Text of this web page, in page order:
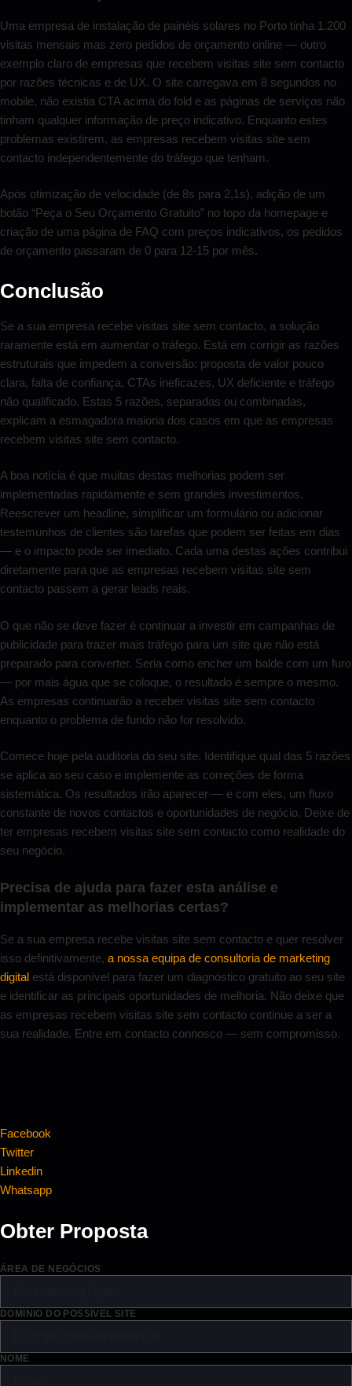
Uma empresa de instalação de painéis solares no Porto tinha 1.200
visitas mensais mas zero pedidos de orçamento online — outro
exemplo claro de empresas que recebem visitas site sem contacto
por razões técnicas e de UX. O site carregava em 8 segundos no
mobile, não existia CTA acima do fold e as páginas de serviços não
tinham qualquer informação de preço indicativo. Enquanto estes
problemas existirem, as empresas recebem visitas site sem
contacto independentemente do tráfego que tenham.
Após otimização de velocidade (de 8s para 2,1s), adição de um
botão “Peça o Seu Orçamento Gratuito” no topo da homepage e
criação de uma página de FAQ com preços indicativos, os pedidos
de orçamento passaram de 0 para 12-15 por mês.
Conclusão
Se a sua empresa recebe visitas site sem contacto, a solução
raramente está em aumentar o tráfego. Está em corrigir as razões
estruturais que impedem a conversão: proposta de valor pouco
clara, falta de confiança, CTAs ineficazes, UX deficiente e tráfego
não qualificado. Estas 5 razões, separadas ou combinadas,
explicam a esmagadora maioria dos casos em que as empresas
recebem visitas site sem contacto.
A boa notícia é que muitas destas melhorias podem ser
implementadas rapidamente e sem grandes investimentos.
Reescrever um headline, simplificar um formulário ou adicionar
testemunhos de clientes são tarefas que podem ser feitas em dias
— e o impacto pode ser imediato. Cada uma destas ações contribui
diretamente para que as empresas recebem visitas site sem
contacto passem a gerar leads reais.
O que não se deve fazer é continuar a investir em campanhas de
publicidade para trazer mais tráfego para um site que não está
preparado para converter. Seria como encher um balde com um furo
— por mais água que se coloque, o resultado é sempre o mesmo.
As empresas continuarão a receber visitas site sem contacto
enquanto o problema de fundo não for resolvido.
Comece hoje pela auditoria do seu site. Identifique qual das 5 razões
se aplica ao seu caso e implemente as correções de forma
sistemática. Os resultados irão aparecer — e com eles, um fluxo
constante de novos contactos e oportunidades de negócio. Deixe de
ter empresas recebem visitas site sem contacto como realidade do
seu negócio.
Precisa de ajuda para fazer esta análise e
implementar as melhorias certas?
Se a sua empresa recebe visitas site sem contacto e quer resolver
isso definitivamente, a nossa equipa de consultoria de marketing
digital está disponível para fazer um diagnóstico gratuito ao seu site
e identificar as principais oportunidades de melhoria. Não deixe que
as empresas recebem visitas site sem contacto continue a ser a
sua realidade. Entre em contacto connosco — sem compromisso.
Facebook
Twitter
Linkedin
Whatsapp
Obter Proposta
ÁREA DE NEGÓCIOS
DOMÍNIO DO POSSÍVEL SITE
NOME